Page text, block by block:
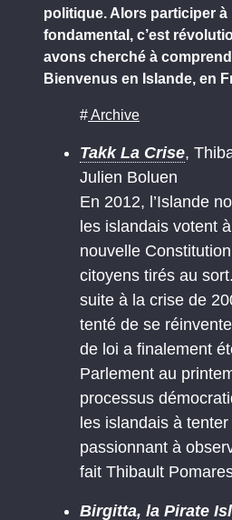
politique. Alors participer à
fondamental, c’est
avons cherché à
Bienvenus en Islande, en
#Archive
Takk La Crise,
Julien Boluen
En 2012, l’Islande
les islandais votent
nouvelle
citoyens tirés au
suite à la crise de
tenté de se
de loi a finalement
Parlement au
processus
les islandais à tenter
passionnant à
fait Thibault
Birgitta, la Pirate